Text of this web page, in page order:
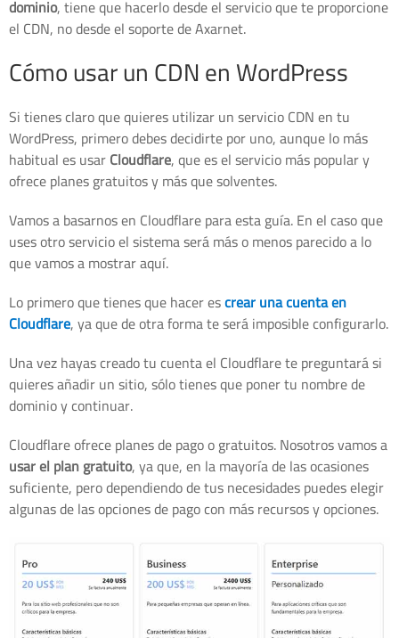
dominio, tiene que hacerlo desde el servicio que te proporcione
el CDN, no desde el soporte de Axarnet.
Cómo usar un CDN en WordPress
Si tienes claro que quieres utilizar un servicio CDN en tu
WordPress, primero debes decidirte por uno, aunque lo más
habitual es usarCloudflare, que es el servicio más popular y
ofrece planes gratuitos y más que solventes.
Vamos a basarnos en Cloudflare para esta guía. En el caso que
uses otro servicio el sistema será más o menos parecido a lo
que vamos a mostrar aquí.
Lo primero que tienes que hacer escrear una cuenta en
Cloudflare, ya que de otra forma te será imposible configurarlo.
Una vez hayas creado tu cuenta el Cloudflare te preguntará si
quieres añadir un sitio, sólo tienes que poner tu nombre de
dominio y continuar.
Cloudflare ofrece planes de pago o gratuitos. Nosotros vamos a
usar el plan gratuito, ya que, en la mayoría de las ocasiones
suficiente, pero dependiendo de tus necesidades puedes elegir
algunas de las opciones de pago con más recursos y opciones.